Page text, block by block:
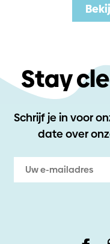
Stay
Schrijf je in voor
dateover